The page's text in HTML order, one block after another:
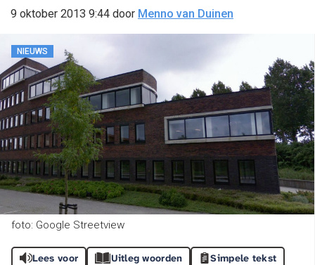
9 oktober 2013 9:44 door Menno van Duinen
NIEUWS
foto: Google Streetview
Lees voor Uitleg woorden Simpele tekst